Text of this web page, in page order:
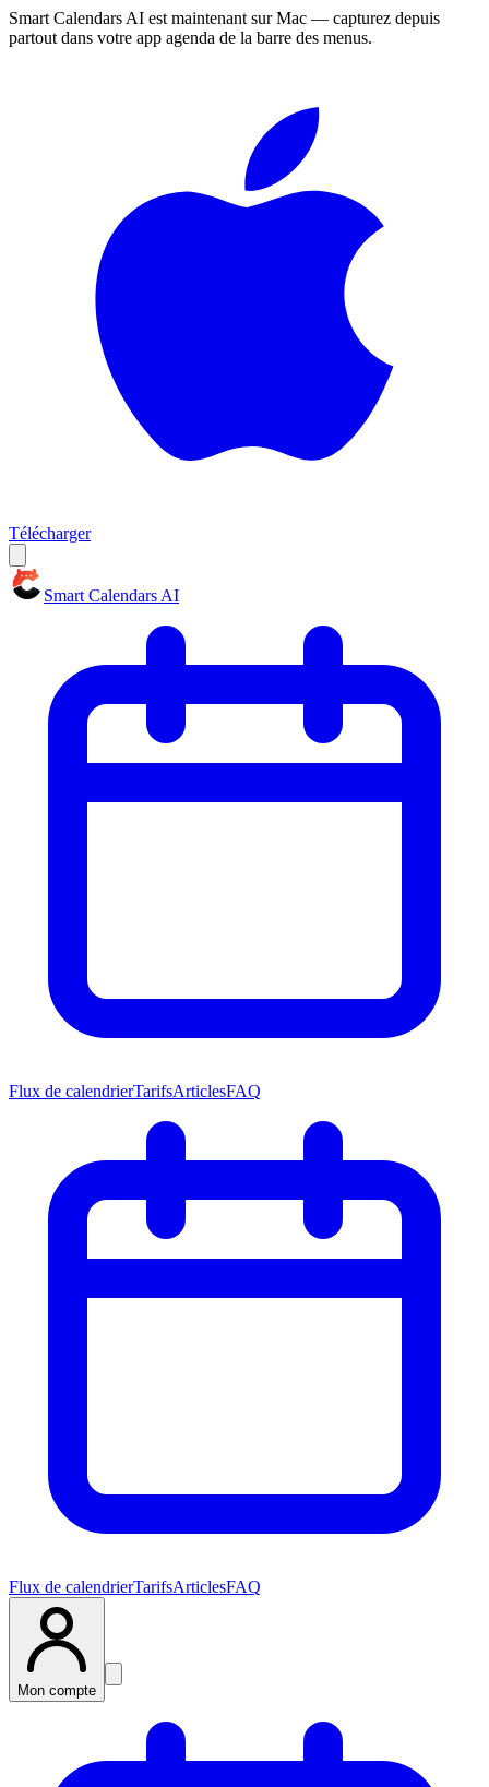
Smart Calendars AI est maintenant sur Mac — capturez depuis
partout dans votre app agenda de la barre des menus.
Télécharger
Smart Calendars AI
Flux de calendrierTarifsArticlesFAQ
Flux de calendrierTarifsArticlesFAQ
Mon compte